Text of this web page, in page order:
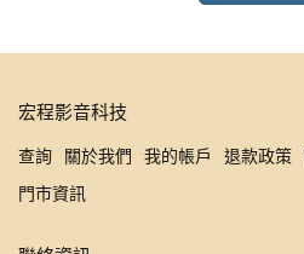
宏程影音科技
查詢 關於我們 我的帳戶 退款政策
門市資訊